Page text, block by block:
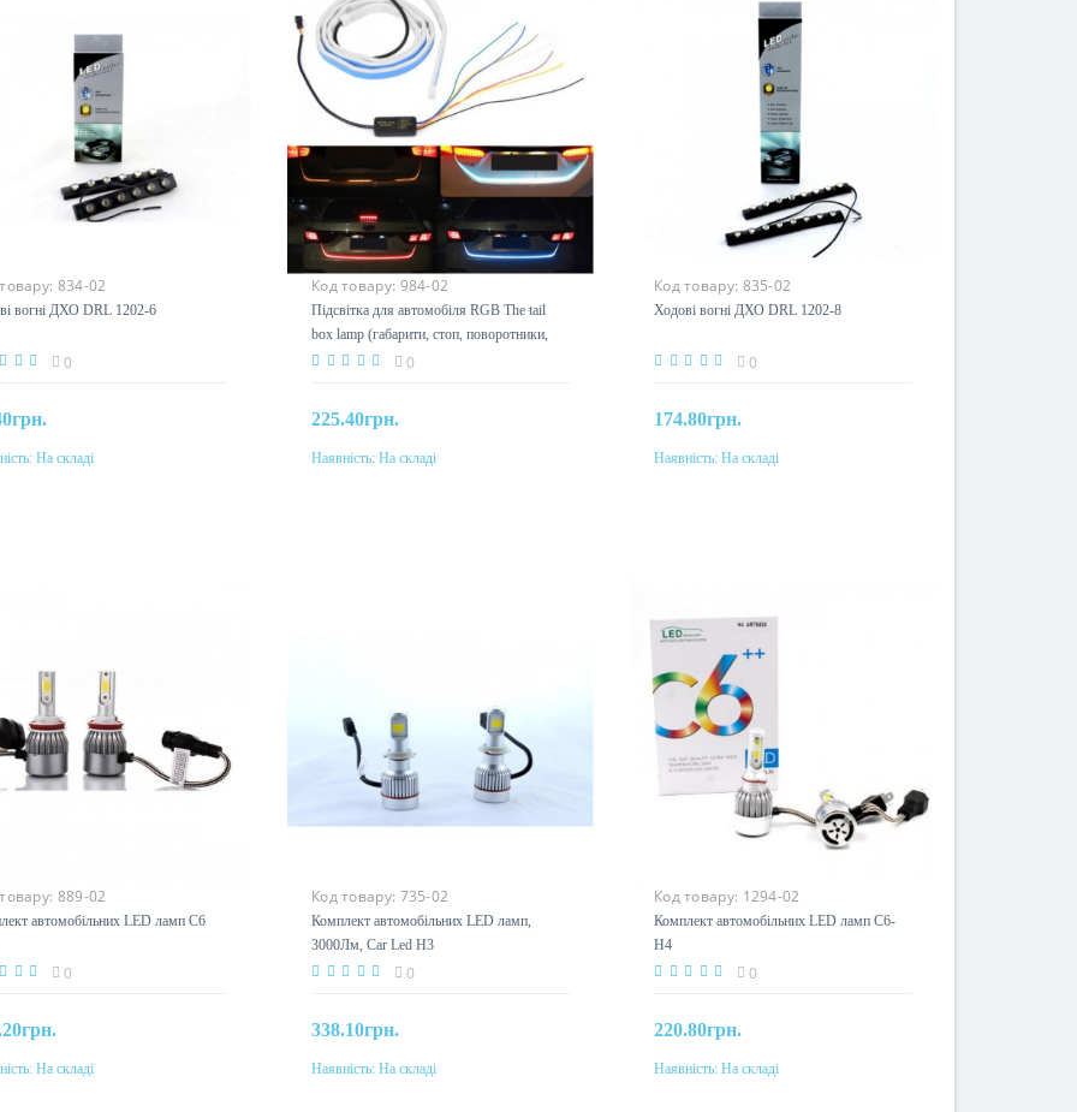
834-02
вогні ДХО DRL 1202-6
0
До кошика
На складі
Код товару: 984-02
Підсвітка для автомобіля RGB The tail
box lamp (габарити, стоп, поворотники,
аварійка)
0
225.40грн.
До кошика
Наявність: На складі
Код товару: 835-02
Ходові вогні ДХО DRL 1202-8
0
174.80грн.
До кошика
Наявність: На складі
889-02
автомобільних LED ламп C6
0
До кошика
На складі
Код товару: 735-02
Комплект автомобільних LED ламп,
3000Лм, Car Led H3
0
338.10грн.
До кошика
Наявність: На складі
Код товару: 1294-02
Комплект автомобільних LED ламп C6-
Н4
0
220.80грн.
До кошика
Наявність: На складі